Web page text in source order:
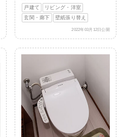
戸建て
リビング・洋室
玄関・廊下
壁紙張り替え
2022年03月12日公開